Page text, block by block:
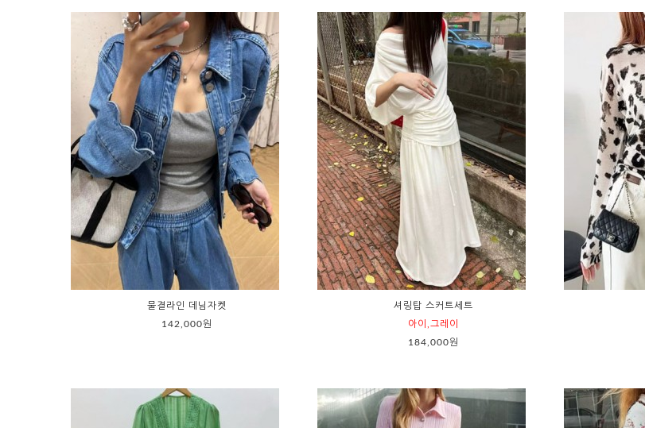
물결라인 데님자켓
142,000원
셔링탑 스커트세트
아이,그레이
184,000원